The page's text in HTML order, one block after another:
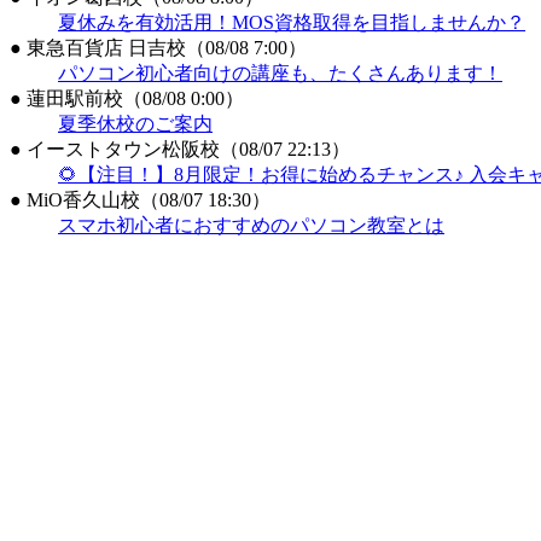
夏休みを有効活用！MOS資格取得を目指しませんか？
● 東急百貨店 日吉校（08/08 7:00）
パソコン初心者向けの講座も、たくさんあります！
● 蓮田駅前校（08/08 0:00）
夏季休校のご案内
● イーストタウン松阪校（08/07 22:13）
🌻【注目！】8月限定！お得に始めるチャンス♪ 入会キ
● MiO香久山校（08/07 18:30）
スマホ初心者におすすめのパソコン教室とは